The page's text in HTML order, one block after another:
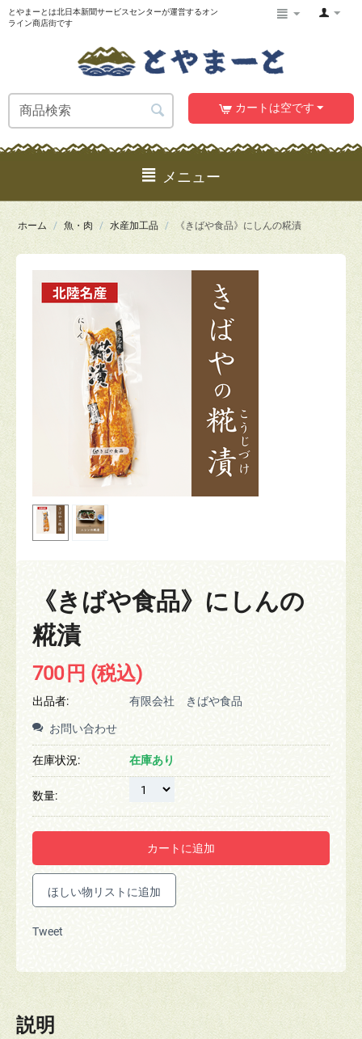
とやまーとは北日本新聞サービスセンターが運営するオン
ライン商店街です
カートは空です
メニュー
ホーム / 魚・肉 / 水産加工品 / 《きばや食品》にしんの糀漬
《きばや食品》にしんの
糀漬
700 円 (税込)
出品者: 有限会社 きばや食品
お問い合わせ
在庫状況: 在庫あり
数量:
カートに追加
Tweet
説明